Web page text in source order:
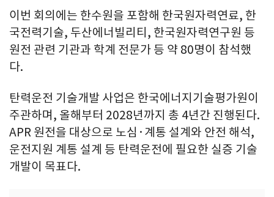
이번 회의에는 한수원을 포함해 한국원자력연료, 한
국전력기술, 두산에너빌리티, 한국원자력연구원 등
원전 관련 기관과 학계 전문가 등 약 80명이 참석했
다.
탄력운전 기술개발 사업은 한국에너지기술평가원이
주관하며, 올해부터 2028년까지 총 4년간 진행된다.
APR 원전을 대상으로 노심·계통 설계와 안전 해석,
운전지원 계통 설계 등 탄력운전에 필요한 실증 기술
개발이 목표다.